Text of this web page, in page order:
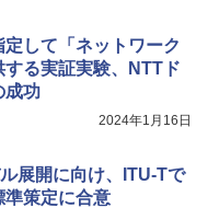
して「ネットワーク
する実証実験、NTTド
成功
2024年1月16日
展開に向け、ITU-Tで
準策定に合意